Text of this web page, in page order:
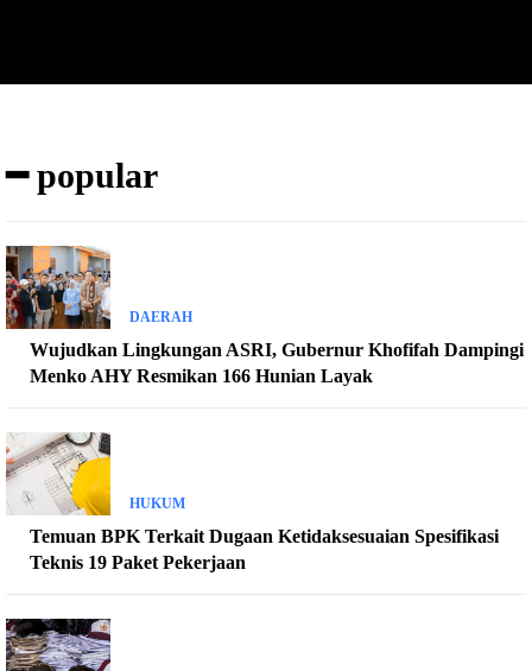
━ popular
DAERAH
Wujudkan Lingkungan ASRI, Gubernur Khofifah Dampingi
Menko AHY Resmikan 166 Hunian Layak
HUKUM
Temuan BPK Terkait Dugaan Ketidaksesuaian Spesifikasi
Teknis 19 Paket Pekerjaan